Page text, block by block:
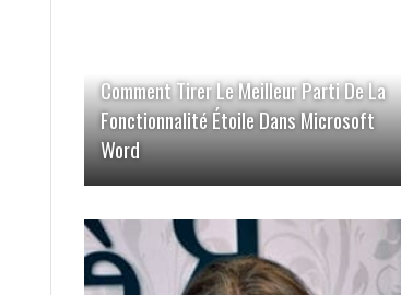
Comment Tirer Le Meilleur Parti De La
Fonctionnalité Étoile Dans Microsoft
Word